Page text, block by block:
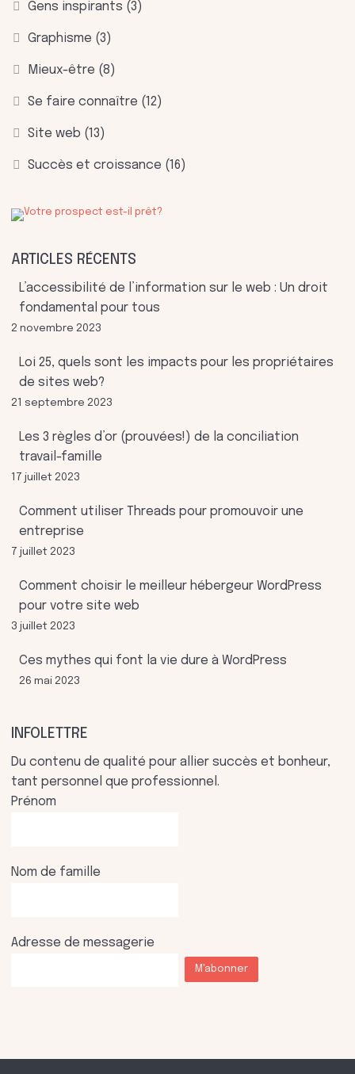
Gens inspirants (3)
Graphisme (3)
Mieux-être (8)
Se faire connaître (12)
Site web (13)
Succès et croissance (16)
ARTICLES RÉCENTS
L’accessibilité de l’information sur le web : Un droit
fondamental pour tous
2 novembre 2023
Loi 25, quels sont les impacts pour les propriétaires
de sites web?
21 septembre 2023
Les 3 règles d’or (prouvées!) de la conciliation
travail-famille
17 juillet 2023
Comment utiliser Threads pour promouvoir une
entreprise
7 juillet 2023
Comment choisir le meilleur hébergeur WordPress
pour votre site web
3 juillet 2023
Ces mythes qui font la vie dure à WordPress
26 mai 2023
INFOLETTRE
Du contenu de qualité pour allier succès et bonheur,
tant personnel que professionnel.
Prénom
Nom de famille
Adresse de messagerie
M'abonner